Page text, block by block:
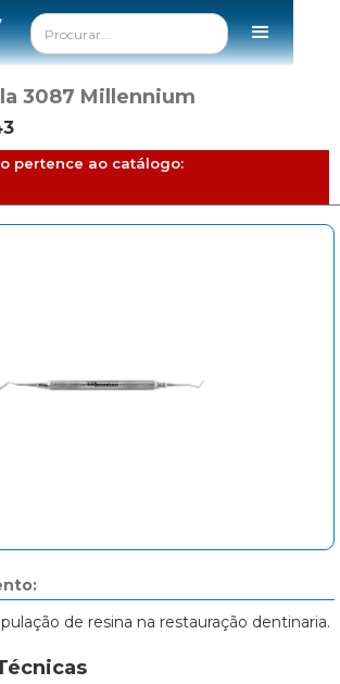
3087 Millennium
pertence ao catálogo:
de resina na restauração dentinaria.